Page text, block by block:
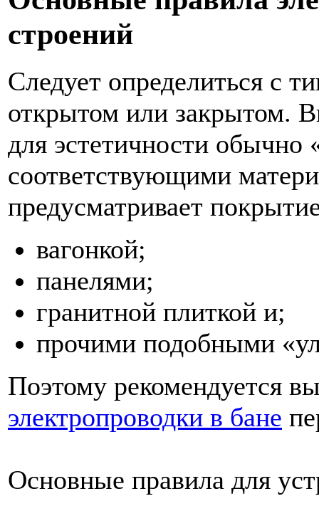
строений
Следует определиться с
открытом или закрытом.
для эстетичности обычно
соответствующими
предусматривает
вагонкой;
панелями;
гранитной плиткой и;
прочими подобными
Поэтому рекомендуется
электропроводки в бане
Основные правила для